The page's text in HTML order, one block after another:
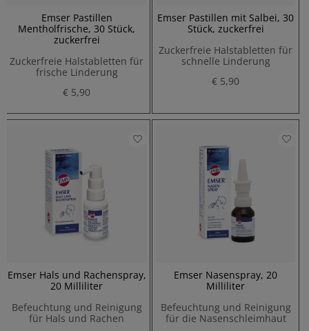
Emser Pastillen
Mentholfrische, 30 Stück,
zuckerfrei
Zuckerfreie Halstabletten für
frische Linderung
€ 5,90
Emser Pastillen mit Salbei, 30
Stück, zuckerfrei
Zuckerfreie Halstabletten für
schnelle Linderung
€ 5,90
Emser Hals und Rachenspray,
20 Milliliter
Befeuchtung und Reinigung
für Hals und Rachen
Emser Nasenspray, 20
Milliliter
Befeuchtung und Reinigung
für die Nasenschleimhaut